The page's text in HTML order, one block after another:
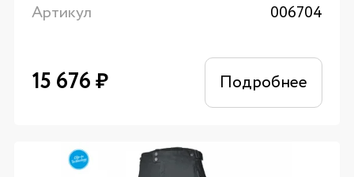
Артикул 006704
15 676₽ Подробнее